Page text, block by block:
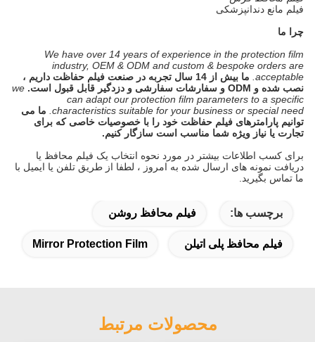
فیلم مانع دندانپزشکی
چرا ما
We have over 14 years of experience in the protection film
industry, OEM & ODM and custom & bespoke orders are
acceptable.
ما بیش از 14 سال تجربه در صنعت فیلم حفاظت داریم ،
نصب شده و ODM و سفارشات سفارشی و دزدگیر قابل قبول است.
we
can adapt our protection film parameters to a specific
characteristics suitable for your business or special need.
ما می
توانیم پارامترهای فیلم حفاظت خود را با خصوصیات خاصی که برای
تجارت یا نیاز ویژه شما مناسب است سازگار کنیم.
برای کسب اطلاعات بیشتر در مورد نحوه انتخاب یک فیلم محافظ یا
دریافت نمونه های ارسال شده به امروز ، لطفا از طریق تلفن یا ایمیل با
ما تماس بگیرید.
برچسب ها: فیلم محافظ روشن
فیلم محافظ پلی اتیلن Mirror Protection Film
محصولات مرتبط